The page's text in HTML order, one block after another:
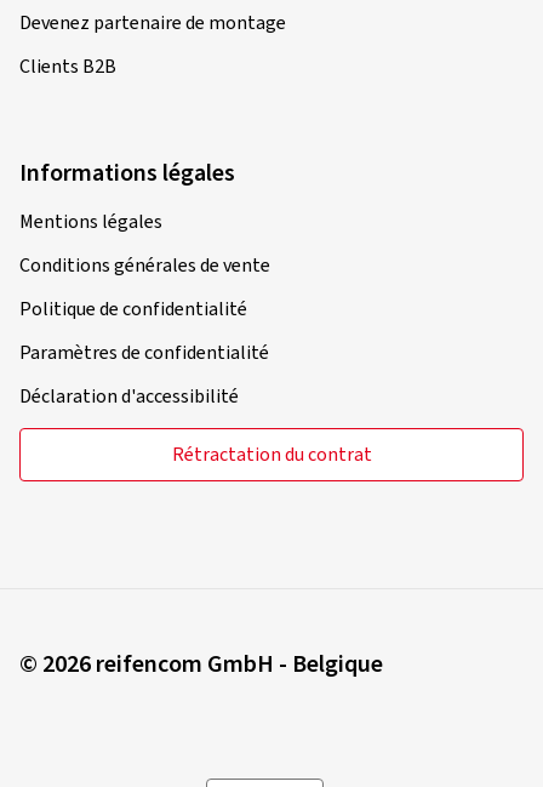
Devenez partenaire de montage
Clients B2B
Informations légales
Mentions légales
Conditions générales de vente
Politique de confidentialité
Paramètres de confidentialité
Déclaration d'accessibilité
Rétractation du contrat
© 2026 reifencom GmbH - Belgique